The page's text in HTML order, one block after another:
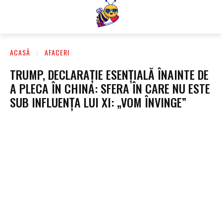
ACASĂ AFACERI
TRUMP, DECLARAȚIE ESENȚIALĂ ÎNAINTE DE
A PLECA ÎN CHINA: SFERA ÎN CARE NU ESTE
SUB INFLUENȚA LUI XI: „VOM ÎNVINGE”